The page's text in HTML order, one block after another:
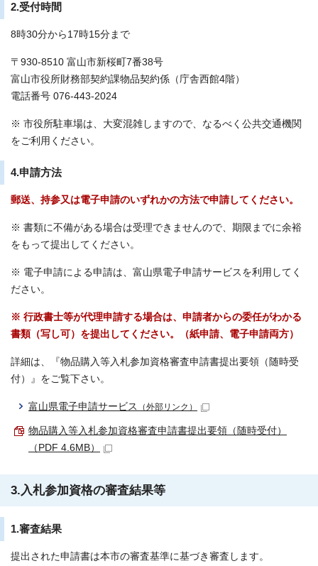
2.受付時間
8時30分から17時15分まで
〒930-8510 富山市新桜町7番38号
富山市役所財務部契約課物品契約係（庁舎西館4階）
電話番号 076-443-2024
※ 市役所駐車場は、大変混雑しますので、なるべく公共交通機関
をご利用ください。
4.申請方法
郵送、持参又は電子申請のいずれかの方法で申請してください。
※ 書類に不備がある場合は受理できませんので、期限までに余裕
をもって提出してください。
※ 電子申請による申請は、富山県電子申請サービスを利用してく
ださい。
※ 行政書士等が代理申請する場合は、申請者からの委任がわかる
書類（写し可）を提出してください。（紙申請、電子申請両方）
詳細は、『物品購入等入札参加資格審査申請書提出要領（随時受
付）』をご覧下さい。
富山県電子申請サービス （外部リンク）
物品購入等入札参加資格審査申請書提出要領（随時受付）
（PDF 4.6MB）
3.入札参加資格の審査結果等
1.審査結果
提出された申請書は本市の審査基準に基づき審査します。